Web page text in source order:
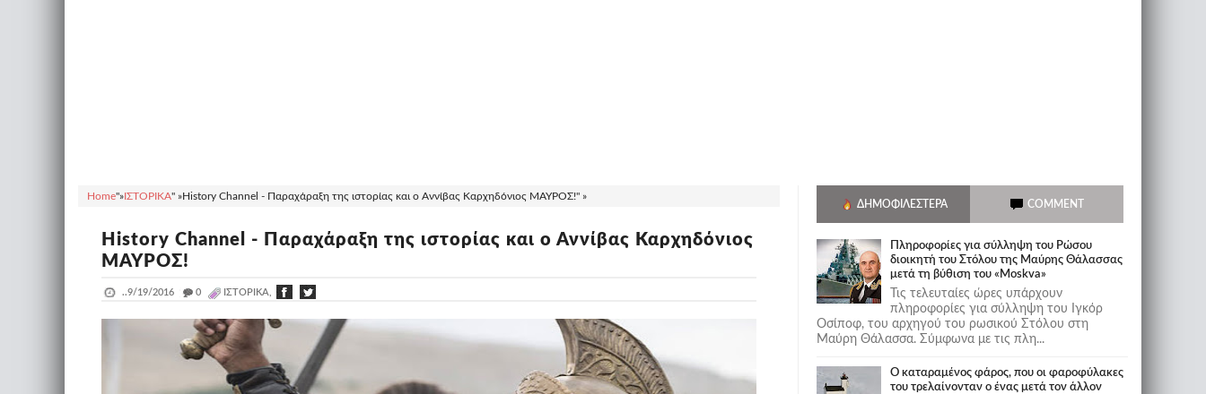
Home"»ΙΣΤΟΡΙΚΑ" »History Channel - Παραχάραξη της ιστορίας και ο Αννίβας Καρχηδόνιος ΜΑΥΡΟΣ!" »
History Channel - Παραχάραξη της ιστορίας και ο Αννίβας Καρχηδόνιος
ΜΑΥΡΟΣ!
..9/19/2016 _ 0 ΙΣΤΟΡΙΚΑ,
ΔΗΜΟΦΙΛΈΣΤΕΡΑ COMMENT
Πληροφορίες για σύλληψη του Ρώσου
διοικητή του Στόλου της Mαύρης Θάλασσας
μετά τη βύθιση του «Moskva»
Τις τελευταίες ώρες υπάρχουν
πληροφορίες για σύλληψη του Ιγκόρ
Οσίποφ, του αρχηγού του ρωσικού Στόλου στη
Μαύρη Θάλασσα. Σύμφωνα με τις πλη...
Ο καταραμένος φάρος, που οι φαροφύλακες
του τρελαίνονταν ο ένας μετά τον άλλον